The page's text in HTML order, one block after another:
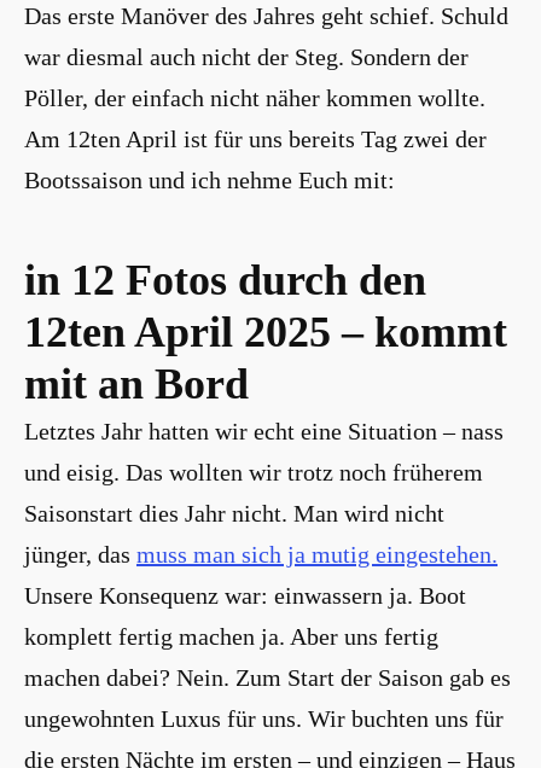
Das erste Manöver des Jahres geht schief. Schuld
war diesmal auch nicht der Steg. Sondern der
Pöller, der einfach nicht näher kommen wollte.
Am 12ten April ist für uns bereits Tag zwei der
Bootssaison und ich nehme Euch mit:
in 12 Fotos durch den
12ten April 2025 – kommt
mit an Bord
Letztes Jahr hatten wir echt eine Situation – nass
und eisig. Das wollten wir trotz noch früherem
Saisonstart dies Jahr nicht. Man wird nicht
jünger, das muss man sich ja mutig eingestehen.
Unsere Konsequenz war: einwassern ja. Boot
komplett fertig machen ja. Aber uns fertig
machen dabei? Nein. Zum Start der Saison gab es
ungewohnten Luxus für uns. Wir buchten uns für
die ersten Nächte im ersten – und einzigen – Haus